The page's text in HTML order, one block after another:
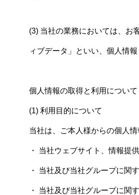
(3) 当社の業務においては、お
ィブデータ」といい、個人情
個人情報の取得と利用について
(1) 利用目的について
当社は、ご本人様からの個人
・ 当社ウェブサイト、情報提
・ 当社及び当社グループに関
・ 当社及び当社グループに関